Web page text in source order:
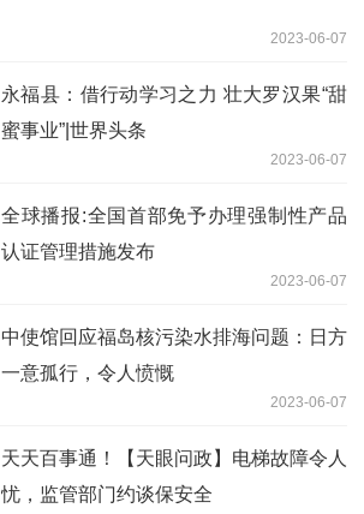
2023-06-07
永福县：借行动学习之力 壮大罗汉果“甜
蜜事业”|世界头条
2023-06-07
全球播报:全国首部免予办理强制性产品
认证管理措施发布
2023-06-07
中使馆回应福岛核污染水排海问题：日方
一意孤行，令人愤慨
2023-06-07
天天百事通！【天眼问政】电梯故障令人
忧，监管部门约谈保安全